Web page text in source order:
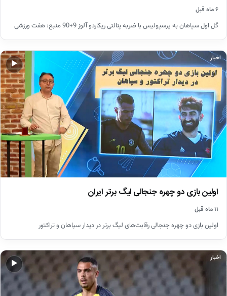
۶ ماه قبل
گل اول سپاهان به پرسپولیس با ضربه پنالتی ریکاردو آلوز 9+90 منبع: هفت ورزشی
▶
اخبار
اولین بازی دو چهره جنجالی لیگ برتر ایران
۱۱ ماه قبل
اولین بازی دو چهره جنجالی رقابت‌‍‌های لیگ برتر در دیدار سپاهان و تراکتور
▶
اخبار